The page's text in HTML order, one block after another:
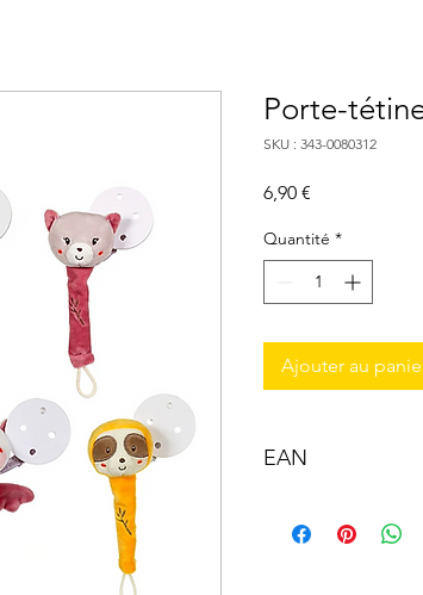
Porte-
SKU : 343-0080312
6,90 €
Quantité *
Ajouter au
EAN